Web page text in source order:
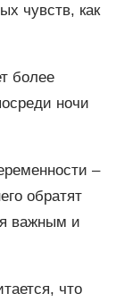
чувств, как
более
ночи
–
обратят
важным и
что